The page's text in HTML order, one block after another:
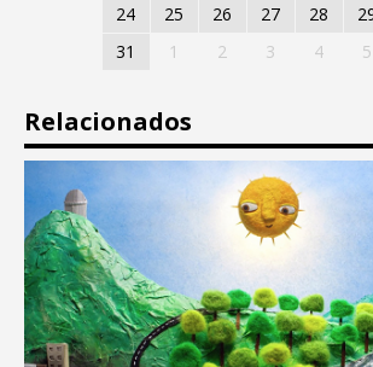
24
25 26 27 28
31
1 2 3 4 5
Relacionados